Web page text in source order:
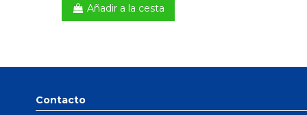
Añadir a la cesta
Contacto